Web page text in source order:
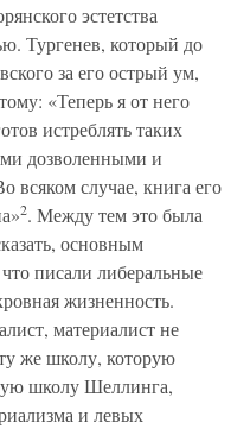
эстетства
Тургенев, который до
за его острый ум,
«Теперь я от него
истреблять таких
дозволенными и
всяком случае, книга его
2. Между тем это была
основным
писали либеральные
жизненность.
материалист не
же школу, которую
школу Шеллинга,
и левых